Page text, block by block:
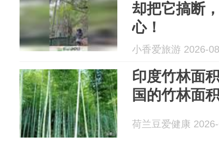
却把它搞断
心！
小香爱旅游 2026-
印度竹林面
国的竹林面
荷兰豆爱健康